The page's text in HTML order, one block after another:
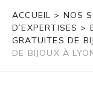
ACCUEIL > NOS
D’EXPERTISES >
GRATUITES DE
DE BIJOUX À